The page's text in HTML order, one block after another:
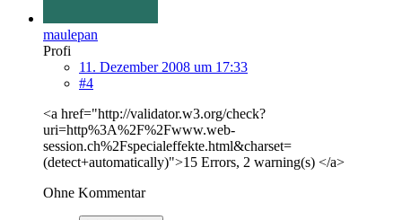
maulepan
Profi
11. Dezember 2008 um 17:33
#4
<a href="http://validator.w3.org/check?
uri=http%3A%2F%2Fwww.web-
session.ch%2Fspecialeffekte.html&charset=
(detect+automatically)">15 Errors, 2 warning(s) </a>
Ohne Kommentar